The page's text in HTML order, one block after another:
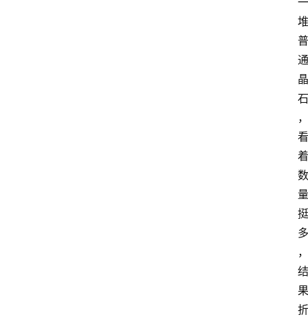
堆
普
通
晶
石
，
看
着
数
量
挺
多
，
结
果
折